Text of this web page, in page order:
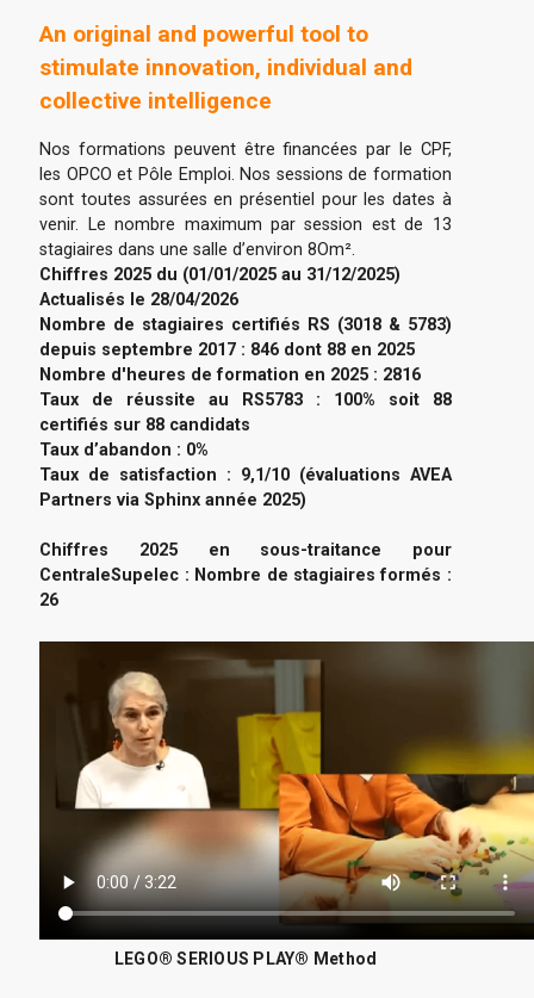
An original and powerful tool to
stimulate innovation, individual and
collective intelligence
Nos formations peuvent être financées par le CPF,
les OPCO et Pôle Emploi. Nos sessions de formation
sont toutes assurées en présentiel pour les dates à
venir. Le nombre maximum par session est de 13
stagiaires dans une salle d’environ 8Om².
Chiffres 2025 du (01/01/2025 au 31/12/2025)
Actualisés le 28/04/2026
Nombre de stagiaires certifiés RS (3018 & 5783)
depuis septembre 2017 : 846 dont 88 en 2025
Nombre d'heures de formation en 2025 : 2816
Taux de réussite au RS5783 : 100% soit 88
certifiés sur 88 candidats
Taux d’abandon : 0%
Taux de satisfaction : 9,1/10 (évaluations AVEA
Partners via Sphinx année 2025)
Chiffres 2025 en sous-traitance pour
CentraleSupelec : Nombre de stagiaires formés :
26
LEGO® SERIOUS PLAY® Method